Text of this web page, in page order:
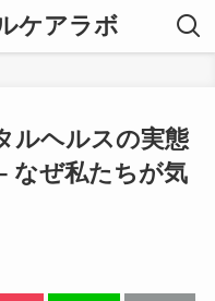
ケアラボ
ルヘルスの実態
なぜ私たちが気